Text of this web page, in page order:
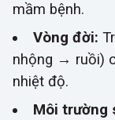
mầm bệnh.
Vòng đời:
nhộng → ruồi)
nhiệt độ.
Môi trường